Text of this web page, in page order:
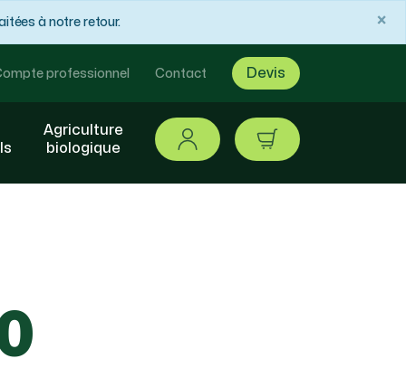
à notre retour. ×
professionnel Contact Devis
Agriculture
biologique
Se connecterarticle / 0,00 €